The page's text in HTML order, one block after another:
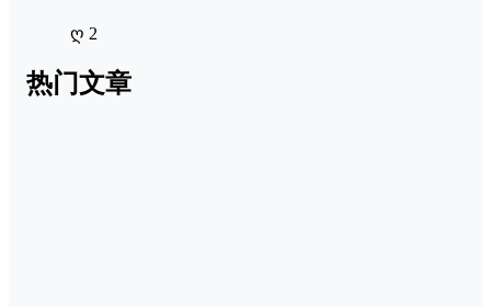
ღ 2
热门文章